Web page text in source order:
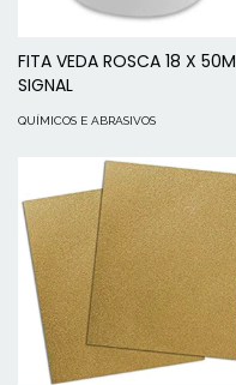
FITA VEDA ROSCA 18 X 50M
SIGNAL
QUÍMICOS E ABRASIVOS